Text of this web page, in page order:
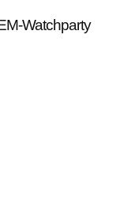
Watchparty